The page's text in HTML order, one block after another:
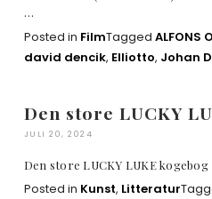
…
Posted in FilmTagged ALFONS
david dencik, Elliotto, Johan
Den store LUCKY
JULI 20, 2024
Den store LUCKY
Posted in Kunst, Litteratur